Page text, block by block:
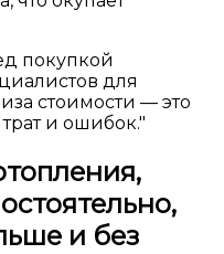
покупкой
для
стоимости — это
и ошибок.
и без